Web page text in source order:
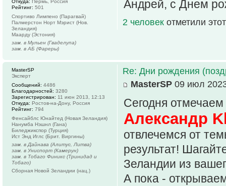
Андрей, с Днем
2 человек отметили
Откуда: Пермь, Россия
Рейтинг: 501
Спортиво Лимпено (Парагвай)
Палмерстон Норт Мэрист (Нов.
Зеландия)
Маарду (Эстония)
зам. в Мульен (Гваделупа)
зам. в АБ (Фареры)
Re: Дни рождения
MasterSP 09 июл
Сегодня
Александр
отвлечемся от
результат!
Зеландии из
А пока -
MasterSP
Эксперт
Сообщений: 4486
Благодарностей: 3280
Зарегистрирован: 11 июн 2013, 12:13
Откуда: Ростов-на-Дону, Россия
Рейтинг: 794
Фенсайблс Юнайтед (Новая Зеландия)
Нанумба Нэшнл (Гана)
Биледжикспор (Турция)
Ист Энд Иглс (Брит. Виргины)
зам. в Дайнава (Алитус, Литва)
зам. в Униспорт (Камерун)
зам. в Тобаго Финикс (Тринидад и
Тобаго)
Сборная Новой Зеландии (нац.)